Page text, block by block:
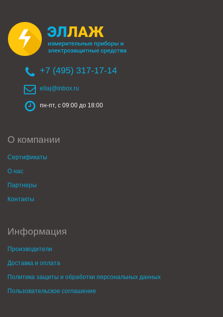
+7 (495) 317-17-14
ellaj@inbox.ru
пн-пт, с 09:00 до 18:00
О компании
Сертификаты
О нас
Партнеры
Контакты
Информация
Производители
Доставка и оплата
Политика защиты и обработки персональных данных
Пользовательское соглашение